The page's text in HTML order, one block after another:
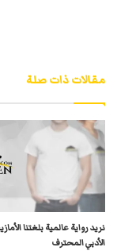
مقالات ذات صلة
نريد رواية عالمية بلغتنا
الأدبي المحترف